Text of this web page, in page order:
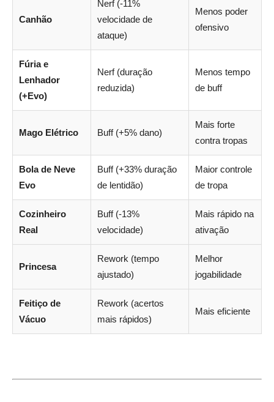
Canhão
Nerf (-11%
velocidade de
ataque)
Menos poder
ofensivo
Fúria e
Lenhador
(+Evo)
Nerf (duração
reduzida)
Menos tempo
de buff
Mago Elétrico Buff (+5% dano)
Mais forte
contra tropas
Bola de Neve
Evo
Buff (+33% duração
de lentidão)
Maior controle
de tropa
Cozinheiro
Real
Buff (-13%
velocidade)
Mais rápido na
ativação
Princesa
Rework (tempo
ajustado)
Melhor
jogabilidade
Feitiço de
Vácuo
Rework (acertos
mais rápidos)
Mais eficiente